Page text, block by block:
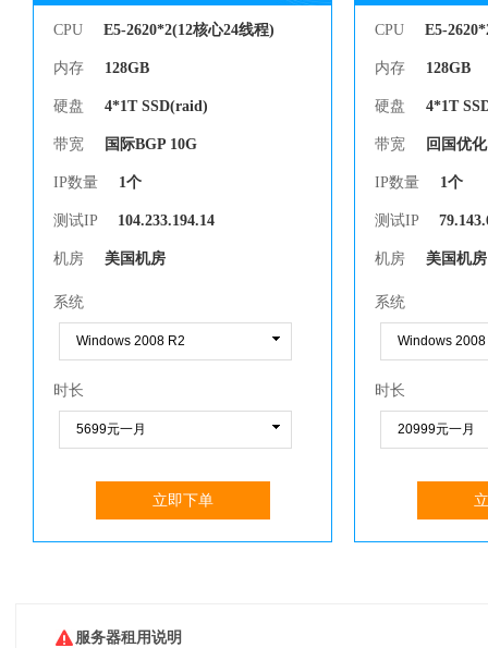
CPU E5-2620*2(12核心24线程)
内存 128GB
硬盘 4*1T SSD(raid)
带宽 国际BGP 10G
IP数量 1个
测试IP 104.233.194.14
机房 美国机房
系统
时长
立即下单
CPU E5-
内存 128GB
硬盘 4*1T
带宽 回国优
IP数量 1个
测试IP
机房 美国机房
系统
时长
服务器租用说明